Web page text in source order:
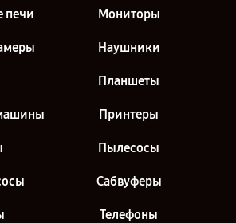
печи Мониторы
Наушники
Планшеты
Принтеры
Пылесосы
Сабвуферы
Телефоны